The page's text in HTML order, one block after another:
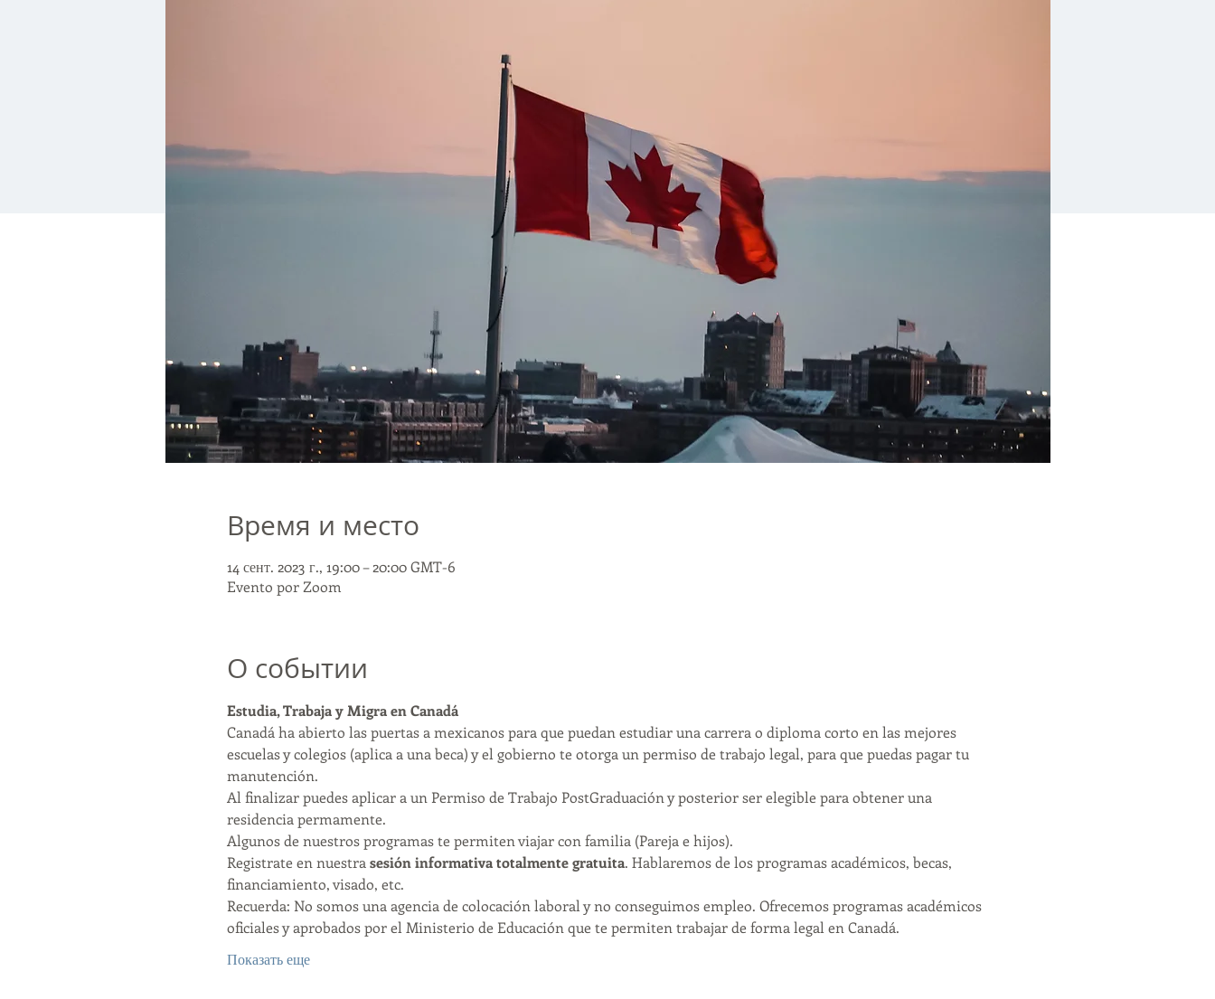
Время и место
14 сент. 2023 г., 19:00 – 20:00 GMT-6
Evento por Zoom
О событии
Estudia, Trabaja y Migra en Canadá
Canadá ha abierto las puertas a mexicanos para que puedan estudiar una carrera o diploma corto en las mejores
escuelas y colegios (aplica a una beca) y el gobierno te otorga un permiso de trabajo legal, para que puedas pagar tu
manutención.
Al finalizar puedes aplicar a un Permiso de Trabajo PostGraduación y posterior ser elegible para obtener una
residencia permamente.
Algunos de nuestros programas te permiten viajar con familia (Pareja e hijos).
Registrate en nuestra sesión informativa totalmente gratuita. Hablaremos de los programas académicos, becas,
financiamiento, visado, etc.
Recuerda: No somos una agencia de colocación laboral y no conseguimos empleo. Ofrecemos programas académicos
oficiales y aprobados por el Ministerio de Educación que te permiten trabajar de forma legal en Canadá.
Показать еще